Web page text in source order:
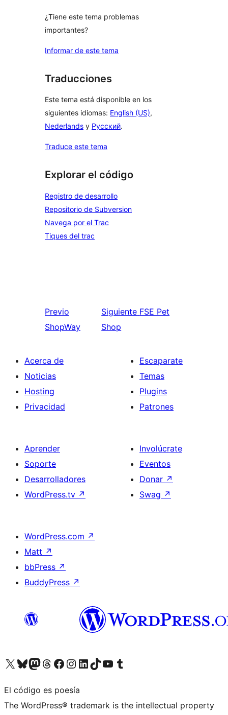
¿Tiene este tema problemas
importantes?
Informar de este tema
Traducciones
Este tema está disponible en los
siguientes idiomas: English (US),
Nederlands y Русский.
Traduce este tema
Explorar el código
Registro de desarrollo
Repositorio de Subversion
Navega por el Trac
Tiques del trac
Previo
ShopWay
Siguiente FSE Pet
Shop
Acerca de
Noticias
Hosting
Privacidad
Escaparate
Temas
Plugins
Patrones
Aprender
Soporte
Desarrolladores
WordPress.tv ↗
Involúcrate
Eventos
Donar ↗
Swag ↗
WordPress.com ↗
Matt ↗
bbPress ↗
BuddyPress ↗
Visita nuestra cuenta de X (anteriormente Twitter)
Visita nuestra cuenta de Bluesky
Visita nuestra cuenta de Mastodon
Visita nuestra cuenta de Threads
Visita nuestra página de Facebook
Visita nuestra cuenta de Instagram
Visita nuestra cuenta de LinkedIn
Visita nuestra cuenta de TikTok
Visita nuestro canal de YouTube
Visita nuestra cuenta de Tumblr
El código es poesía
The WordPress® trademark is the intellectual property